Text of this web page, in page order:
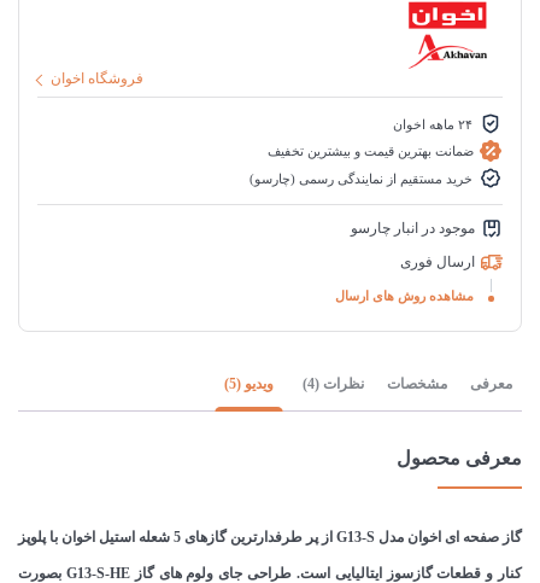
فروشگاه اخوان
۲۴ ماهه اخوان
ضمانت بهترین قیمت و بیشترین تخفیف
خرید مستقیم از نمایندگی رسمی (چارسو)
موجود در انبار چارسو
ارسال فوری
مشاهده روش های ارسال
معرفی مشخصات نظرات (4) ویدیو (5)
معرفی محصول
گاز صفحه ای اخوان مدل G13-S از پر طرفدارترین گازهای 5 شعله استیل اخوان با پلوپز
کنار و قطعات گازسوز ایتالیایی است. طراحی جای ولوم های گاز G13-S-HE بصورت